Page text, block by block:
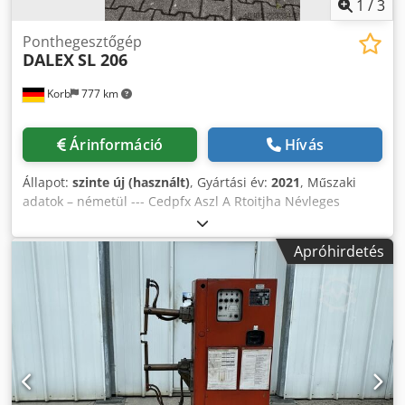
1 /3
Korb 777 km
Ponthegesztőgép
DALEXSL 206
Árinformáció Hívás
Állapot: szinte új (használt), Gyártási év: 2021, Műszaki
adatok – németül --- Cedpfx Aszl A Rtoitjha Névleges
teljesítmény 50%-os üzemi ciklus mellett: 50 kVA Zárlati
áram: 25 kA Elektródaerő: 420 daN Kinyúlás: 380–700 mm
Kar távolsága: 205 mm Elektróda-kúp: Mk2 ---
Hegesztésvezérlés: RS 17 (5 időbeállítás, 2 program) --- A
következő kiegészítő opciók is tartoznak: - Kettős
lábkapcsoló (teljesítmény 1 + teljesítmény 2) - Főkapcsoló -
3 m csatlakozókábel + Cekon csatlakozó 63 A --- Garancia: 6
hónap --- Képzés és üzembe helyezés igény szerint ---
Ponthegesztő elektródák + alkatrészek raktárról azonnal ---
További információkért látogasson el weboldalunkra!
Apróhirdetés